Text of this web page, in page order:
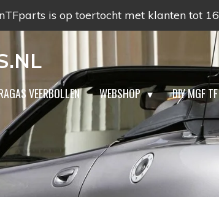
is op toertocht met klanten tot
VEERBOLLEN WEBSHOP DIY MGF